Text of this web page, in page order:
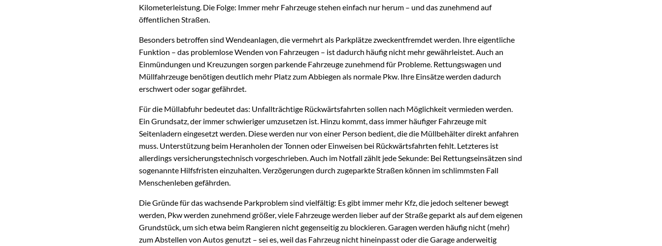
Kilometerleistung. Die Folge: Immer mehr Fahrzeuge stehen einfach nur herum – und das zunehmend auf
öffentlichen Straßen.
Besonders betroffen sind Wendeanlagen, die vermehrt als Parkplätze zweckentfremdet werden. Ihre eigentliche
Funktion – das problemlose Wenden von Fahrzeugen – ist dadurch häufig nicht mehr gewährleistet. Auch an
Einmündungen und Kreuzungen sorgen parkende Fahrzeuge zunehmend für Probleme. Rettungswagen und
Müllfahrzeuge benötigen deutlich mehr Platz zum Abbiegen als normale Pkw. Ihre Einsätze werden dadurch
erschwert oder sogar gefährdet.
Für die Müllabfuhr bedeutet das: Unfallträchtige Rückwärtsfahrten sollen nach Möglichkeit vermieden werden.
Ein Grundsatz, der immer schwieriger umzusetzen ist. Hinzu kommt, dass immer häufiger Fahrzeuge mit
Seitenladern eingesetzt werden. Diese werden nur von einer Person bedient, die die Müllbehälter direkt anfahren
muss. Unterstützung beim Heranholen der Tonnen oder Einweisen bei Rückwärtsfahrten fehlt. Letzteres ist
allerdings versicherungstechnisch vorgeschrieben. Auch im Notfall zählt jede Sekunde: Bei Rettungseinsätzen sind
sogenannte Hilfsfristen einzuhalten. Verzögerungen durch zugeparkte Straßen können im schlimmsten Fall
Menschenleben gefährden.
Die Gründe für das wachsende Parkproblem sind vielfältig: Es gibt immer mehr Kfz, die jedoch seltener bewegt
werden, Pkw werden zunehmend größer, viele Fahrzeuge werden lieber auf der Straße geparkt als auf dem eigenen
Grundstück, um sich etwa beim Rangieren nicht gegenseitig zu blockieren. Garagen werden häufig nicht (mehr)
zum Abstellen von Autos genutzt – sei es, weil das Fahrzeug nicht hineinpasst oder die Garage anderweitig